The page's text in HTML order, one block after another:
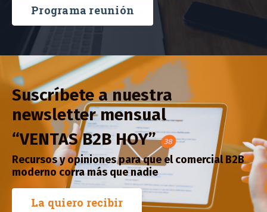
Suscríbete a nuestra
newsletter mensual
“VENTAS B2B HOY”
Recursos y opiniones para que el comercial B2B
moderno corra más que nadie
La quiero recibir